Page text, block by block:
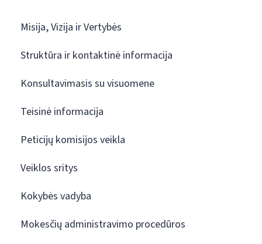
Misija, Vizija ir Vertybės
Struktūra ir kontaktinė informacija
Konsultavimasis su visuomene
Teisinė informacija
Peticijų komisijos veikla
Veiklos sritys
Kokybės vadyba
Mokesčių administravimo procedūros